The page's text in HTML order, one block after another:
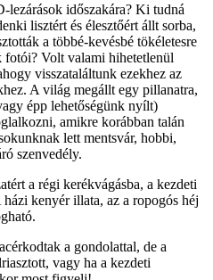
időszakára? Ki tudná
lisztért és élesztőért állt sorba,
a többé-kevésbé tökéletesre
fotói? Volt valami hihetetlenül
visszataláltunk ezekhez az
A világ megállt egy pillanatra,
épp lehetőségünk nyílt)
amikre korábban talán
lett mentsvár, hobbi,
szenvedély.
a régi kerékvágásba, a kezdeti
kenyér illata, az a ropogós héj
a gondolattal, de a
vagy ha a kezdeti